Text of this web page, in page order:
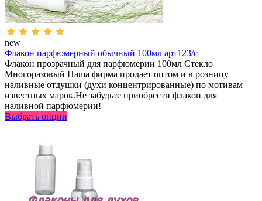
new
Флакон парфюмерный обычный 100мл арт123/с
Флакон прозрачный для парфюмерии 100мл Стекло
Многоразовый Наша фирма продает оптом и в розницу
наливные отдушки (духи концентрированные) по мотивам
известных марок.Не забудьте приобрести флакон для
наливной парфюмерии!
Выбрать опции